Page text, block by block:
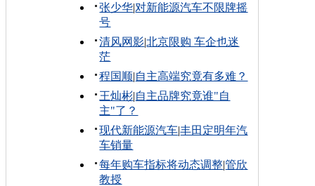
张少华|对新能源汽车不限牌摇
号
清风网影|北京限购 车企也迷
茫
程国顺|自主高端究竟有多难？
王灿彬|自主品牌究竟谁"自
主"了？
现代新能源汽车|丰田定明年汽
车销量
每年购车指标将动态调整|管欣
教授